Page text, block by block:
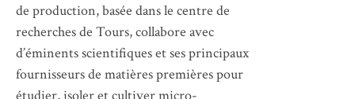
de production, basée dans le centre de
recherches de Tours, collabore avec
d’éminents scientifiques et ses principaux
fournisseurs de matières premières pour
étudier, isoler et cultiver micro-